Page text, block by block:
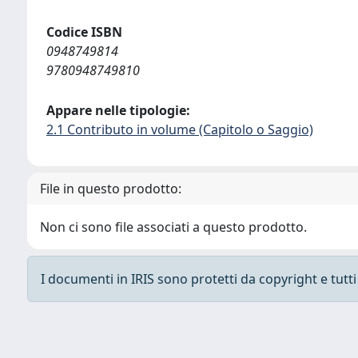
Codice ISBN
0948749814
9780948749810
Appare nelle tipologie:
2.1 Contributo in volume (Capitolo o Saggio)
File in questo prodotto:
Non ci sono file associati a questo prodotto.
I documenti in IRIS sono protetti da copyright e